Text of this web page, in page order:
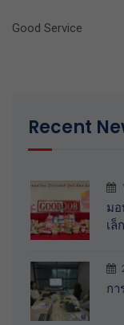
Good Service
Recent
ม
เล็
ก